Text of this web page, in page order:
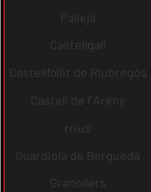
Pallejà
Castellgalí
Castellfollit de Riubregós
Castell de l´Areny
rrius
Guardiola de Berguedà
Granollers